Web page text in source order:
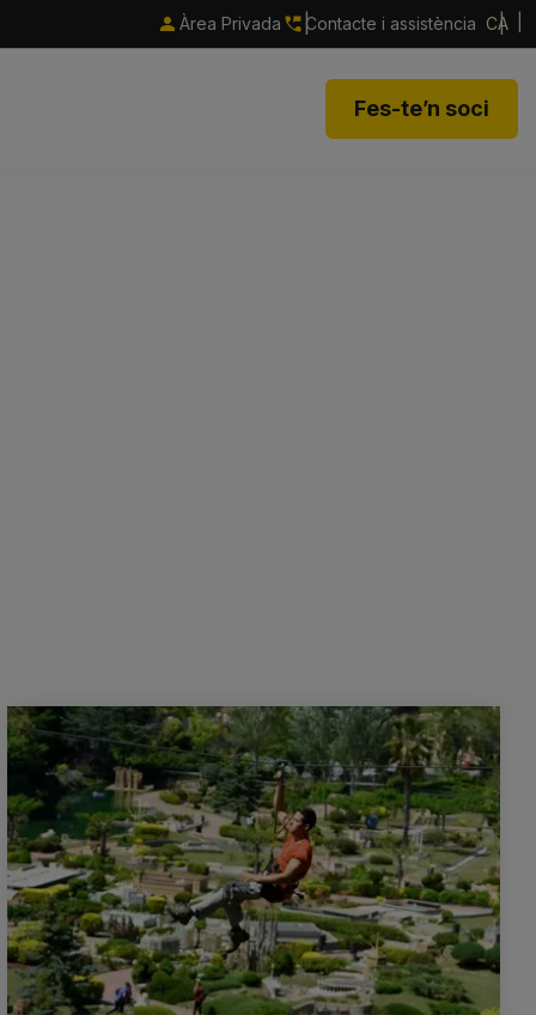
Àrea Privada Contacte i assistència CA
Fes-te’n soci